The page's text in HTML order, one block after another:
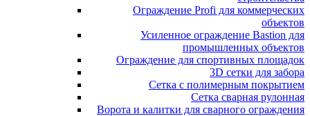
Ограждение Profi для коммерческих
объектов
Усиленное ограждение Bastion для
промышленных объектов
Ограждение для спортивных площадок
3D сетки для забора
Сетка с полимерным покрытием
Сетка сварная рулонная
Ворота и калитки для сварного ограждения